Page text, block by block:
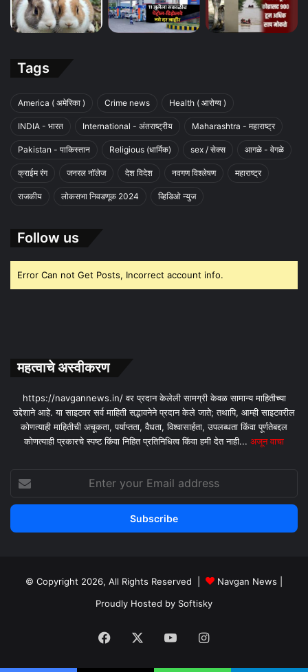
Tags
America ( अमेरिका ) Crime news Health ( आरोग्य )
INDIA - भारत International - अंतराष्ट्रीय Maharashtra - महाराष्ट्र
Pakistan - पाकिस्तान Religious (धार्मिक) sex / सेक्स आगळे - वेगळे
क्राईम रंग जनरल नॉलेज देश विदेश नवगण विश्लेषण महाराष्ट्र
राजकीय लोकसभा निवडणूक 2024 व्हिडिओ न्युज
Follow us
Error Can not Get Posts, Incorrect account info.
महत्वाचे अस्वीकरण
https://navgannews.in/ वर प्रदान केलेली सामग्री केवळ सामान्य माहितीच्या
उद्देशाने आहे. या साइटवर सर्व माहिती सद्भावनेने प्रदान केले जाते; तथापि, आम्ही साइटवरील
कोणत्याही माहितीची अचूकता, पर्याप्तता, वैधता, विश्वासार्हता, उपलब्धता किंवा पूर्णतेबद्दल
कोणत्याही प्रकारचे स्पष्ट किंवा निहित प्रतिनिधित्व किंवा हमी देत ​​नाही... अजून वाचा
your
Email
© Copyright 2026, All Rights Reserved | Navgan News
Proudly Hosted by Softisky
Facebook YouTubeInstagram